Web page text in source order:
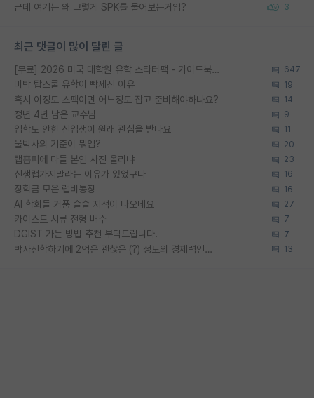
근데 여기는 왜 그렇게 SPK를 물어보는거임? 3
최근 댓글이 많이 달린 글
[무료] 2026 미국 대학원 유학 스타터팩 - 가이드북 & 합격자 컨택메일 템플릿 647
미박 탑스쿨 유학이 빡세진 이유 19
혹시 이정도 스펙이면 어느정도 잡고 준비해야하나요? 14
정년 4년 남은 교수님 9
입학도 안한 신입생이 원래 관심을 받나요 11
물박사의 기준이 뭐임? 20
랩홈피에 다들 본인 사진 올리냐 23
신생랩가지말라는 이유가 있었구나 16
장학금 모은 랩비통장 16
AI 학회들 거품 슬슬 지적이 나오네요 27
카이스트 서류 전형 배수 7
DGIST 가는 방법 추천 부탁드립니다. 7
박사진학하기에 2억은 괜찮은 (?) 정도의 경제력인가요 13